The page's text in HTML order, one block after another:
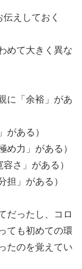
えしておく
めて大きく異な
に「余裕」があ
がある）
め力」がある）
さ」がある）
担」がある）
だったし、コロ
ても初めての環
たのを覚えてい